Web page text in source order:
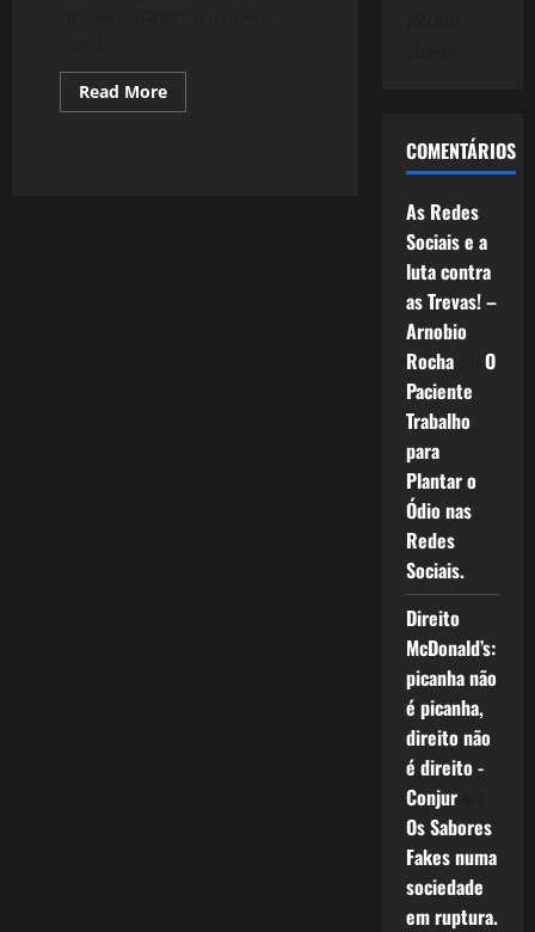
Read MoreRead
more
COMENTÁRIOS
As Redes
Sociais e a
luta contra
as Trevas! –
Arnobio
Rochaem O
Paciente
Trabalho
para
Plantar o
Ódio nas
Redes
Sociais.
Direito
McDonald’s:
picanha não
é picanha,
direito não
é direito -
Conjurem
Os Sabores
Fakes numa
sociedade
em ruptura.